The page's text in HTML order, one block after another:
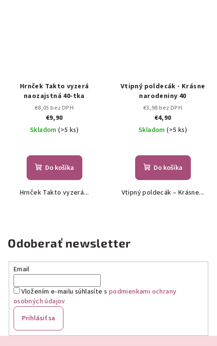
Hrnček Takto vyzerá
naozajstná 40-tka
€8,05 bez DPH
€9,90
Skladom(>5 ks)
Do košíka
Hrnček Takto vyzerá...
Vtipný poldecák - Krásne
narodeniny 40
€3,98 bez DPH
€4,90
Skladom(>5 ks)
Do košíka
Vtipný poldecák – Krásne...
Odoberať newsletter
Email
Vložením e-mailu súhlasíte s podmienkami ochrany
osobných údajov
Prihlásiť sa